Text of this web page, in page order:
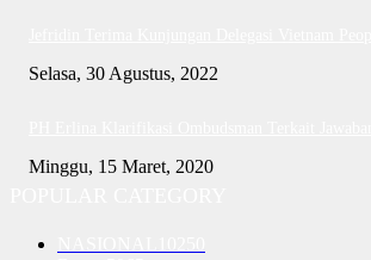
Selasa, 30 Agustus, 2022
Minggu, 15 Maret, 2020